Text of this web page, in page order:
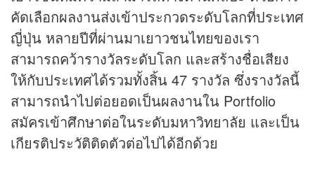
คัดเลือกผลงานส่งเข้าประกวดระดับโลกที่ประเทศ
ญี่ปุ่น หลายปีที่ผ่านมาเยาวชนไทยของเรา
สามารถคว้ารางวัลระดับโลก และสร้างชื่อเสียง
ให้กับประเทศได้รวมทั้งสิ้น 47 รางวัล ซึ่งรางวัลนี้
สามารถนำไปต่อยอดเป็นผลงานใน Portfolio
สมัครเข้าศึกษาต่อในระดับมหาวิทยาลัย และเป็น
เกียรติประวัติติดตัวต่อไปได้อีกด้วย